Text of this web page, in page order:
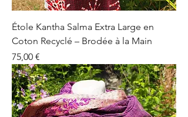
Étole Kantha Salma Extra Large en
Coton Recyclé – Brodée à la Main
Prix
75,00 €